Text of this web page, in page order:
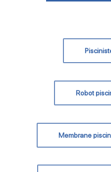
Robot
Membrane